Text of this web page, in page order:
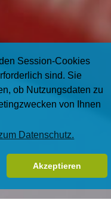
Session-Cookies
sind. Sie
ob Nutzungsdaten zu
von Ihnen
Datenschutz.
Akzeptieren